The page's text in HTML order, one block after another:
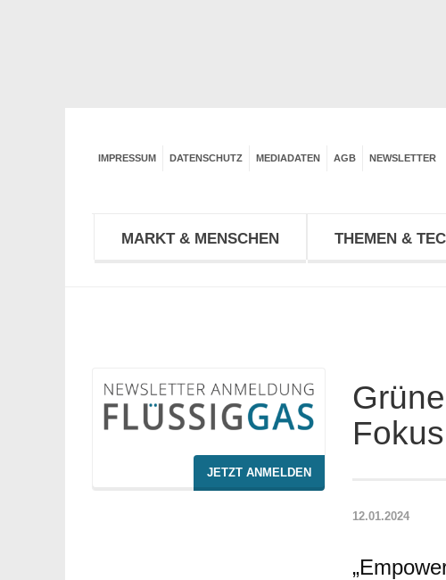
MARKT & MENSCHEN THEMEN &
IMPRESSUM DATENSCHUTZ MEDIADATEN AGB NEWSLETTER
Fokus
12.01.2024
JETZT ANMELDEN